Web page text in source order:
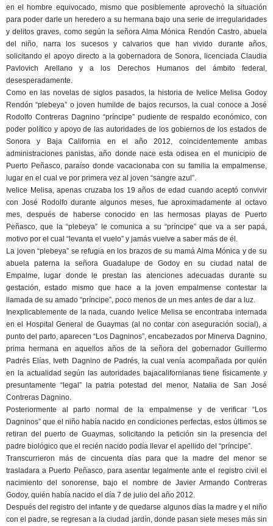
en el hombre equivocado, mismo que posiblemente aprovechó la situación
para poder darle un heredero a su hermana bajo una serie de irregularidades
y delitos graves, como según la señora Alma Mónica Rendón Castro, abuela
del niño, narra los sucesos y calvarios que han vivido durante años,
solicitando el apoyo directo a la gobernadora de Sonora, licenciada Claudia
Pavlovich Arellano y a los Derechos Humanos del ámbito federal,
desesperadamente.
Como en las novelas de siglos pasados, la historia de Ivelice Melisa Godoy
Rendón “plebeya” o joven humilde de bajos recursos, la cual conoce a José
Rodolfo Contreras Dagnino “príncipe” pudiente de respaldo económico, con
poder político y apoyo de las autoridades de los gobiernos de los estados de
Sonora y Baja California en el año 2012, coincidentemente ambas
administraciones panistas, año donde nace esta odisea en el municipio de
Puerto Peñasco, paraíso donde vacacionaba con su familia la empalmense,
lugar en el cual ve por primera vez al joven “sangre azul”.
Ivelice Melisa, apenas cruzaba los 19 años de edad cuando aceptó convivir
con José Rodolfo durante algunos meses, fue aproximadamente al octavo
mes, después de haberse conocido en las hermosas playas de Puerto
Peñasco, que la “plebeya” le comunica a su “príncipe” que va a ser papá,
motivo por el cual “levanta el vuelo” y jamás vuelve a saber más de él.
La joven “plebeya” se refugia en los brazos de su mamá Alma Mónica y de su
abuela paterna la señora Guadalupe de Godoy en su ciudad natal de
Empalme, lugar donde le prestan las atenciones adecuadas durante su
gestación, estado mismo que hace a la joven empalmense contestar la
llamada de su amado “príncipe”, poco menos de un mes antes de dar a luz.
Inexplicablemente de la nada, cuando Ivelice Melisa se encontraba internada
en el Hospital General de Guaymas (al no contar con aseguración social), a
punto del parto, aparecen “Los Dagninos”, encabezados por Minerva Dagnino,
prima hermana en aquellos años de la señora del gobernador Guillermo
Padrés Elías, Iveth Dagnino de Padrés, la cual venía acompañada por quién
en la actualidad según las autoridades bajacalifornianas tiene físicamente y
presuntamente “legal” la patria potestad del menor, Natalia de San José
Contreras Dagnino.
Posteriormente al parto normal de la empalmense y de verificar “Los
Dagninos” que el niño había nacido en condiciones perfectas, estos últimos se
retiran del puerto de Guaymas, solicitando la petición sin la presencia del
padre biológico que el recién nacido podía llevar el apellido del “príncipe”.
Transcurrieron más de cincuenta días para que la madre del menor se
trasladara a Puerto Peñasco, para asentar legalmente ante el registro civil el
nacimiento del sonorense, bajo el nombre de Javier Armando Contreras
Godoy, quién había nacido el día 7 de julio del año 2012.
Después del registro del infante y de quedarse algunos días la madre y el niño
con el padre, se regresan a la ciudad jardín, donde pasan siete meses más sin